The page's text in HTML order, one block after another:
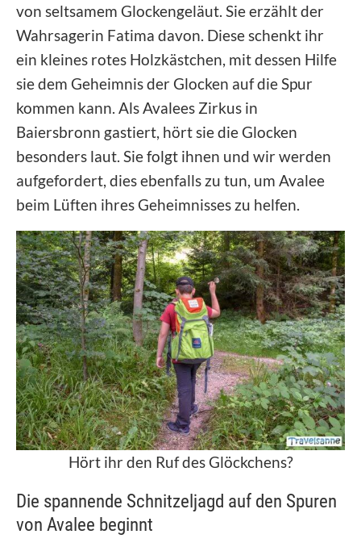
von seltsamem Glockengeläut. Sie erzählt der
Wahrsagerin Fatima davon. Diese schenkt ihr
ein kleines rotes Holzkästchen, mit dessen Hilfe
sie dem Geheimnis der Glocken auf die Spur
kommen kann. Als Avalees Zirkus in
Baiersbronn gastiert, hört sie die Glocken
besonders laut. Sie folgt ihnen und wir werden
aufgefordert, dies ebenfalls zu tun, um Avalee
beim Lüften ihres Geheimnisses zu helfen.
Hört ihr den Ruf des Glöckchens?
Die spannende Schnitzeljagd auf den Spuren
von Avalee beginnt